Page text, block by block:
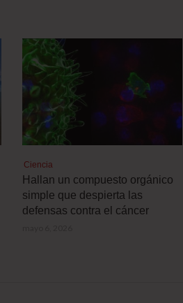
Ciencia
Hallan un compuesto orgánico
simple que despierta las
defensas contra el cáncer